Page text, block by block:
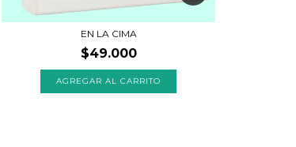
EN LA CIMA
$49.000